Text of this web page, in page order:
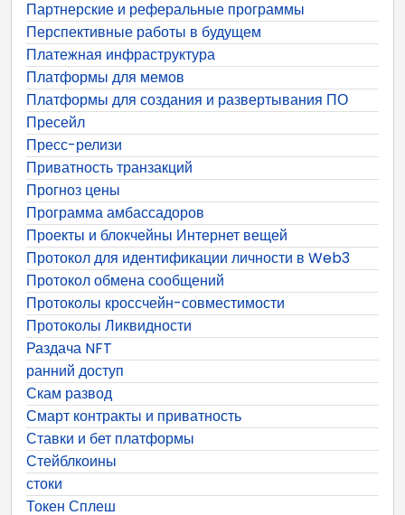
Партнерские и реферальные программы
Перспективные работы в будущем
Платежная инфраструктура
Платформы для мемов
Платформы для создания и развертывания ПО
Пресейл
Пресс-релизи
Приватность транзакций
Прогноз цены
Программа амбассадоров
Проекты и блокчейны Интернет вещей
Протокол для идентификации личности в Web3
Протокол обмена сообщений
Протоколы кроссчейн-совместимости
Протоколы Ликвидности
Раздача NFT
ранний доступ
Скам развод
Смарт контракты и приватность
Ставки и бет платформы
Стейблкоины
стоки
Токен Сплеш